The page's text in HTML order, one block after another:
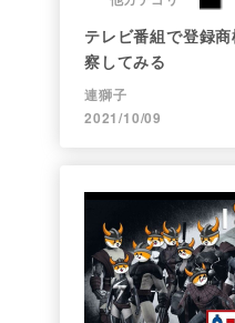
テレビ番組で登録
察してみる
連獅子
2021/10/09